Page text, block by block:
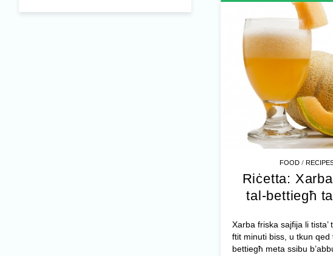
FOOD /
Riċetta:
tal-bettiegħ
Xarba friska sajfija li tista’
ftit minuti biss, u tkun qed
bettiegħ meta ssibu